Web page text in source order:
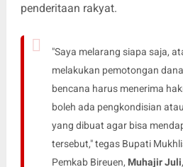
penderitaan rakyat.
​"Saya melarang siapa saja,
melakukan pemotongan
bencana harus menerima
boleh ada pengkondisian
yang dibuat agar bisa
tersebut," tegas Bupati
Pemkab Bireuen, Muhajir Juli